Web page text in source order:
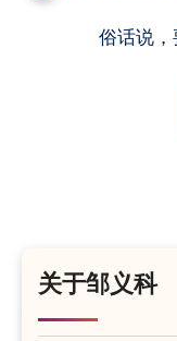
俗话说
关于邹义科